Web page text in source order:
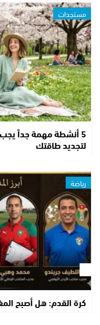
مستجدات
5 أنشطة مهمة جداً
لتجديد طاقتك
رياضة
كرة القدم: هل أصبح